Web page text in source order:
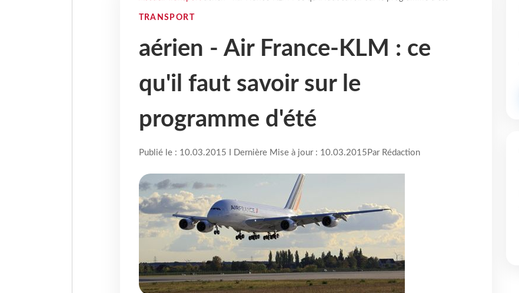
TRANSPORT
aérien - Air France-KLM : ce
qu'il faut savoir sur le
programme d'été
Publié le : 10.03.2015 I Dernière Mise à jour : 10.03.2015 Par Rédaction